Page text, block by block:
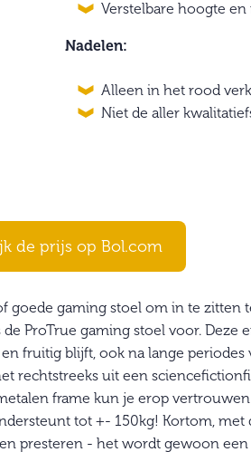
Verstelbare hoogte
Nadelen:
Alleen in het rood
Niet de aller
de prijs op Bol.com
goede gaming stoel om in te zitten
ProTrue gaming stoel voor. Deze
fruitig blijft, ook na lange periodes
rechtstreeks uit een
frame kun je erop
tot +- 150kg! Kortom, met
presteren - het wordt gewoon